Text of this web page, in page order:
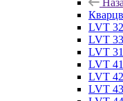
LVT
LVT
LVT
LVT
LVT
LVT